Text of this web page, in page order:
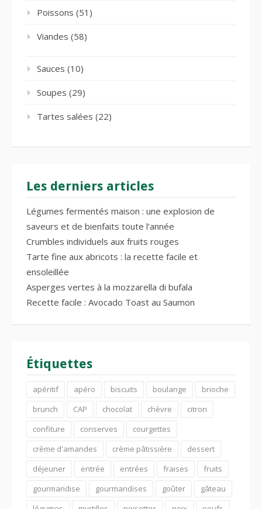
Poissons (51)
Viandes (58)
Sauces (10)
Soupes (29)
Tartes salées (22)
Les derniers articles
Légumes fermentés maison : une explosion de
saveurs et de bienfaits toute l’année
Crumbles individuels aux fruits rouges
Tarte fine aux abricots : la recette facile et
ensoleillée
Asperges vertes à la mozzarella di bufala
Recette facile : Avocado Toast au Saumon
Étiquettes
apéritif apéro biscuits boulange
brioche
brunch
CAP chocolat chèvre
citron
confiture
conserves
courgettes
crème d'amandes
crème pâtissière
dessert
déjeuner
entrée entrées fraises
fruits
gourmandise
gourmandises goûter
gâteau